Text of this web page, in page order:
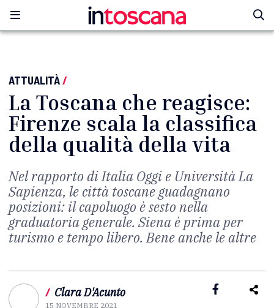
ATTUALITÀ/
La Toscana che reagisce:
Firenze scala la classifica
della qualità della vita
Nel rapporto di Italia Oggi e Università La
Sapienza, le città toscane guadagnano
posizioni: il capoluogo è sesto nella
graduatoria generale. Siena è prima per
turismo e tempo libero. Bene anche le altre
/ Clara D'Acunto
15 NOVEMBRE 2021